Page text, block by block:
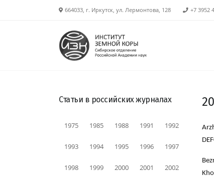
664033, г. Иркутск, ул. Лермонтова, 128 +7 3952
Статьи в российских журналах
1975 1985 1988 1991 1992
1993 1994 1995 1996 1997
1998 1999 2000 2001 2002